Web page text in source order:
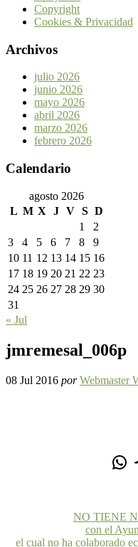
Copyright
Cookies & Privacidad
Archivos
julio 2026
junio 2026
mayo 2026
abril 2026
marzo 2026
febrero 2026
Calendario
agosto 2026
L M X J V S D
1
2
3
4 5 6 7 8
9
10 11 12 13 14 15 16
17 18 19 20 21 22 23
24 25 26 27 28 29 30
31
« Jul
jmremesal_006p
08 Jul 2016 por Webmaster
NO TIENE
con el
el cual no ha colaborado